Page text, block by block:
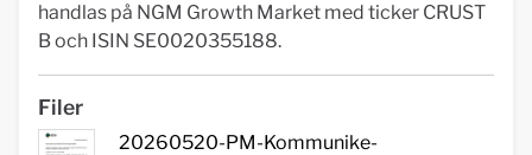
handlas på NGM Growth Market med ticker CRUST
B och ISIN SE0020355188.
Filer
20260520-PM-Kommunike-